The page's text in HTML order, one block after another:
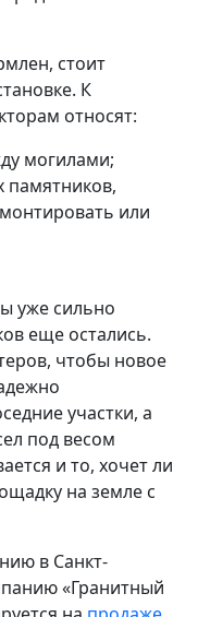
стоит
К
относят:
могилами;
памятников,
или
уже сильно
еще остались.
чтобы новое
участки, а
под весом
и то, хочет ли
на земле с
в Санкт-
«Гранитный